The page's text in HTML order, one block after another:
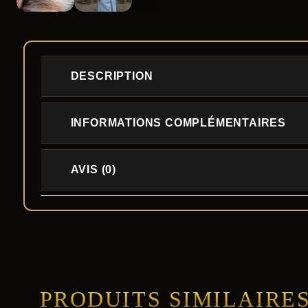
DESCRIPTION
INFORMATIONS COMPLÉMENTAIRES
AVIS (0)
PRODUITS